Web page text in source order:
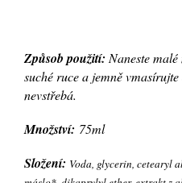
Způsob použití:Naneste
suché ruce a jemně
nevstřebá.
Množství: 75ml
Složení: Voda, glycerin, cetearyl